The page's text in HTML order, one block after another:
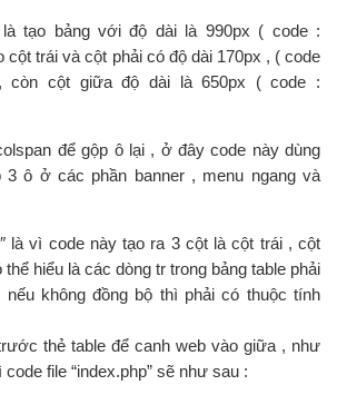
tạo bảng với độ dài là 990px ( code :
cột trái và cột phải có độ dài 170px , ( code
, còn cột giữa độ dài là 650px ( code :
để gộp ô lại , ở đây code này dùng
3 ô ở các phần banner , menu ngang và
là vì code này tạo ra 3 cột là cột trái , cột
hiểu là các dòng tr trong bảng table phải
không đồng bộ thì phải có thuộc tính
thẻ table để canh web vào giữa , như
file “index.php” sẽ như sau :